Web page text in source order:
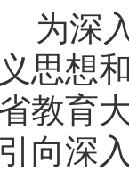
为深
义思想
教育
引向深